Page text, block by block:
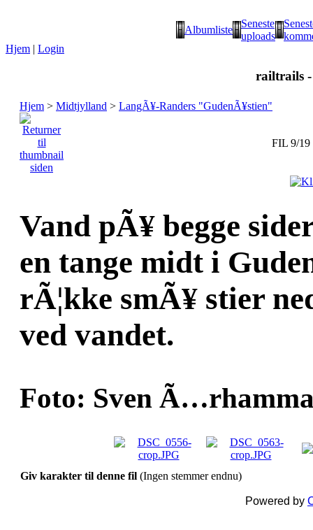
Albumliste
Seneste
uploads
Hjem | Login
railtrails
Hjem > Midtjylland > LangÃ¥-Randers "GudenÃ¥stien"
FIL 9/19
Vand pÃ¥ begge
en tange midt i
rÃ¦kke smÃ¥ stier
ved vandet.
Foto: Sven
Giv karakter til denne fil (Ingen stemmer endnu)
Powered by